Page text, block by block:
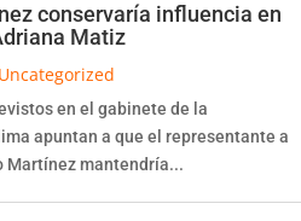
conservaría influencia en
Matiz
Uncategorized
en el gabinete de la
apuntan a que el representante a
Martínez mantendría...